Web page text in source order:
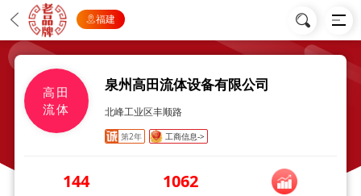
福建
高田
流体
泉州高田流体设备有限公司
北峰工业区丰顺路
第2年 工商信息->
144 1062